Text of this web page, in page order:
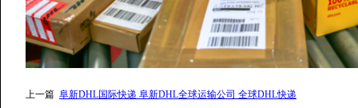
上一篇 阜新DHL国际快递 阜新DHL全球运输公司 全球DHL快递